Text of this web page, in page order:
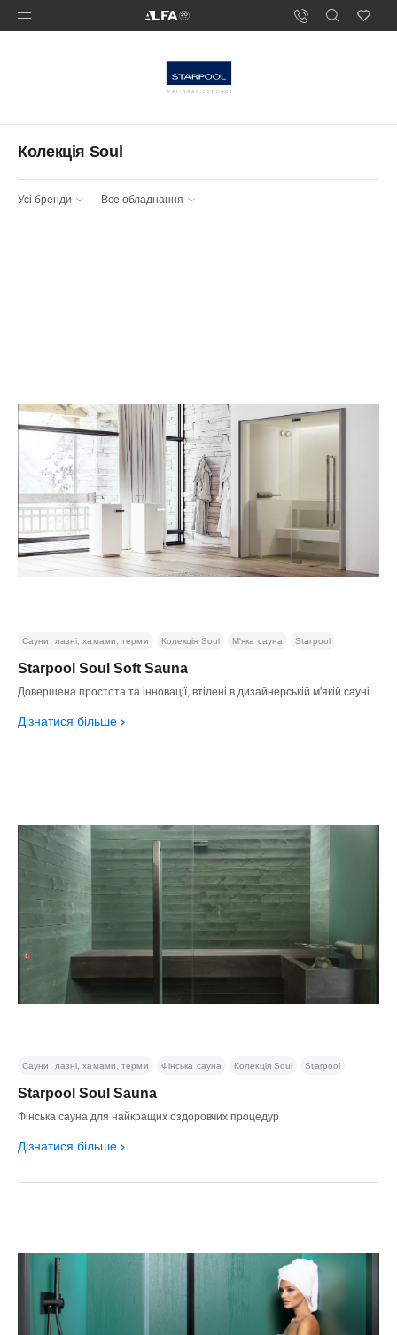
Колекція Soul
Усі бренди Все обладнання
Starpool Soul Soft Sauna
Довершена простота та інновації, втілені в дизайнерській м'якій сауні
Дізнатися більше
Сауни, лазні, хамами, терми Колекція Soul М'яка сауна Starpool
Starpool Soul Sauna
Фінська сауна для найкращих оздоровчих процедур
Дізнатися більше
Сауни, лазні, хамами, терми Фінська сауна Колекція Soul Starpool